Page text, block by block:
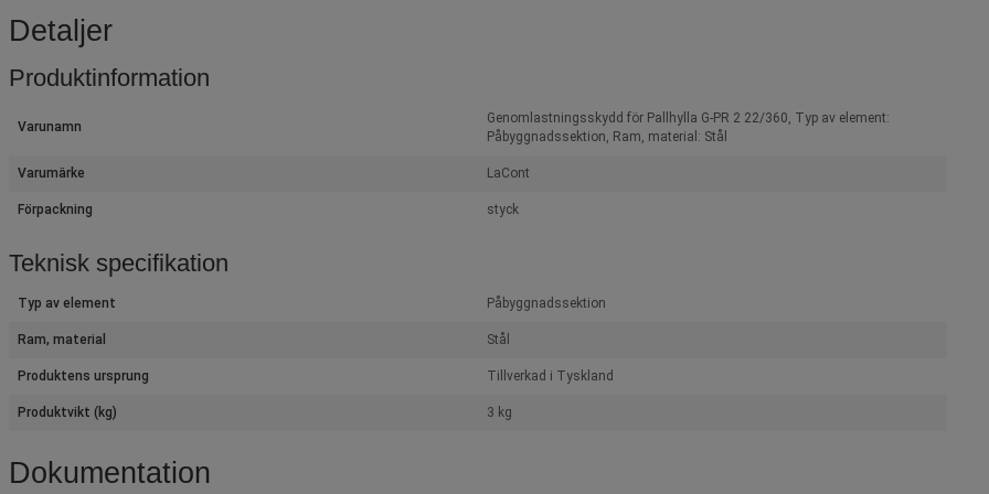
Detaljer
Produktinformation
Varunamn
Genomlastningsskydd för Pallhylla G-PR 2 22/360, Typ av element:
Påbyggnadssektion, Ram, material: Stål
Varumärke LaCont
Förpackning styck
Teknisk specifikation
Typ av element Påbyggnadssektion
Ram, material Stål
Produktens ursprung Tillverkad i Tyskland
Produktvikt (kg) 3 kg
Dokumentation